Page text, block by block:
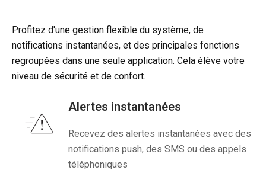
Profitez d'une gestion flexible du système, de
notifications instantanées, et des principales fonctions
regroupées dans une seule application. Cela élève votre
niveau de sécurité et de confort.
Alertes instantanées
Recevez des alertes instantanées avec des
notifications push, des SMS ou des appels
téléphoniques